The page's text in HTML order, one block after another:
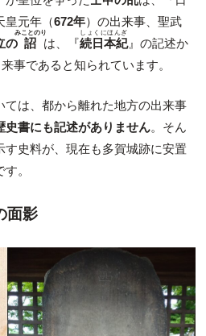
皇元年（672年）の出来事、聖武
の 詔
みことのり
は、『続日本紀
しょくにほんぎ
』の記述か
事であると知られています。
ては、都から離れた地方の出来事
史書にも記述がありません。そん
す史料が、現在も多賀城跡に安置
。
面影